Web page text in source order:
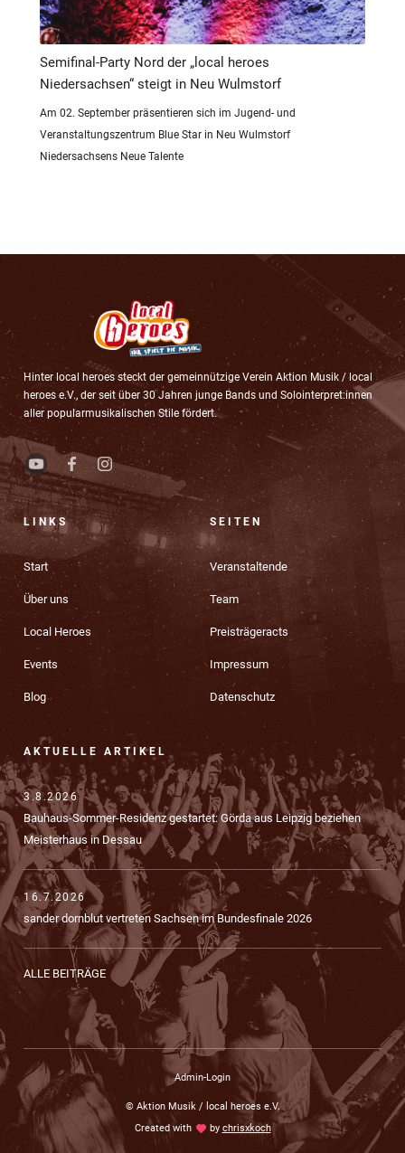
Semifinal-Party Nord der „local heroes
Niedersachsen“ steigt in Neu Wulmstorf
Am 02. September präsentieren sich im Jugend- und
Veranstaltungszentrum Blue Star in Neu Wulmstorf
Niedersachsens Neue Talente
Hinter local heroes steckt der gemeinnützige Verein Aktion Musik / local
heroes e.V., der seit über 30 Jahren junge Bands und Solointerpret:innen
aller popularmusikalischen Stile fördert.
LINKS
Start
Über uns
Local Heroes
Events
Blog
SEITEN
Veranstaltende
Team
Preisträgeracts
Impressum
Datenschutz
AKTUELLE ARTIKEL
3.8.2026
Bauhaus-Sommer-Residenz gestartet: Görda aus Leipzig beziehen
Meisterhaus in Dessau
16.7.2026
sander dornblut vertreten Sachsen im Bundesfinale 2026
ALLE BEITRÄGE
Admin-Login
© Aktion Musik / local heroes e.V.
Created withlove by chrisxkoch